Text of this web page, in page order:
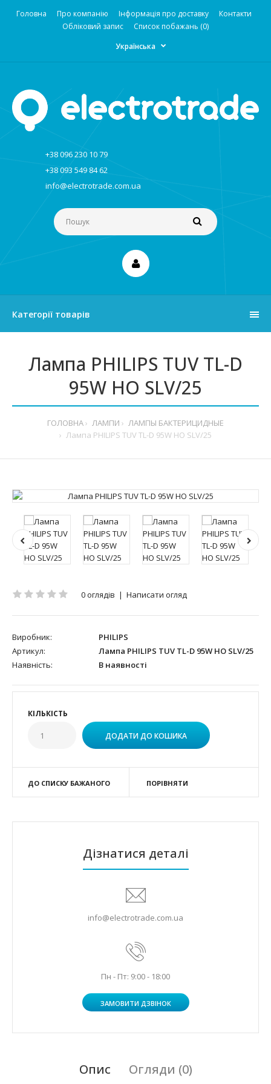
Головна Про компанію Інформація про доставку
Контакти
Обліковий запис
Список побажань (0)
Українська
+38 096 230 10 79
+38 093 549 84 62
info@electrotrade.com.ua
Категорії товарів
Лампа PHILIPS TUV TL-D
95W HO SLV/25
ГОЛОВНА ЛАМПИ
ЛАМПЫ БАКТЕРИЦИДНЫЕ
Лампа PHILIPS TUV TL-D 95W HO SLV/25
0 оглядів | Написати огляд
Виробник:
PHILIPS
Артикул:
Лампа PHILIPS TUV TL-D 95W HO SLV/25
Наявність:
В наявності
КІЛЬКІСТЬ
ДО СПИСКУ БАЖАНОГО ПОРІВНЯТИ
Дізнатися деталі
info@electrotrade.com.ua
Пн - Пт: 9:00 - 18:00
ЗАМОВИТИ ДЗВІНОК
Опис Огляди (0)